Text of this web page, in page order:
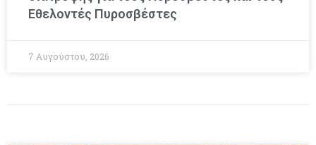
Εθελοντές Πυροσβέστες
7 Αυγούστου, 2026